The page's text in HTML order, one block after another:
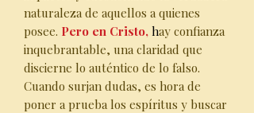
naturaleza de aquellos a quienes
posee. Pero en Cristo, hay confianza
inquebrantable, una claridad que
discierne lo auténtico de lo falso.
Cuando surjan dudas, es hora de
poner a prueba los espíritus y buscar